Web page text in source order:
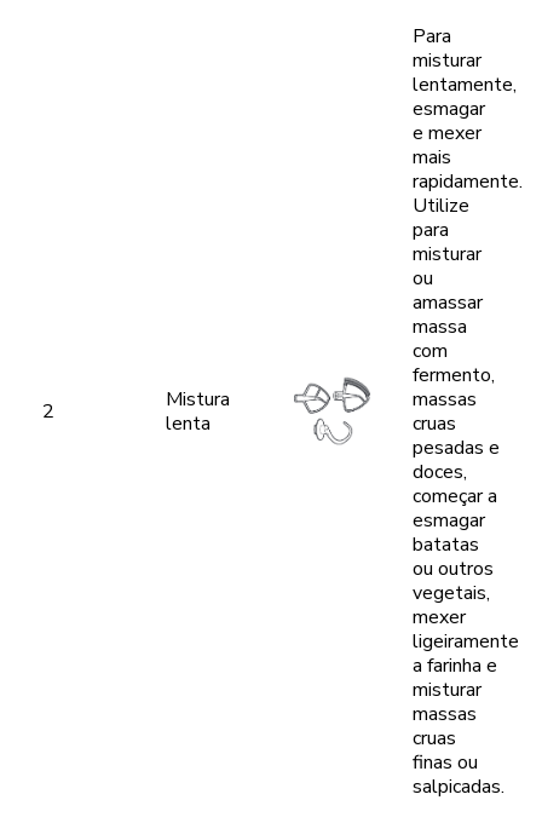
2
Mistura
lenta
Para
misturar
lentamente,
esmagar
e mexer
mais
rapidamente.
Utilize
para
misturar
ou
amassar
massa
com
fermento,
massas
cruas
pesadas e
doces,
começar a
esmagar
batatas
ou outros
vegetais,
mexer
ligeiramente
a farinha e
misturar
massas
cruas
finas ou
salpicadas.